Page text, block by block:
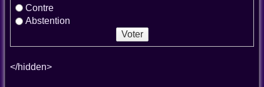
Contre
Abstention
</hidden>